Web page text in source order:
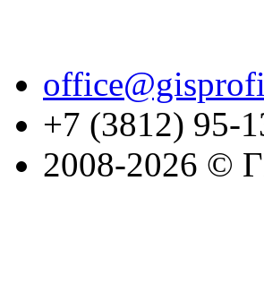
+7 (3812) 95-
2008-2026 ©